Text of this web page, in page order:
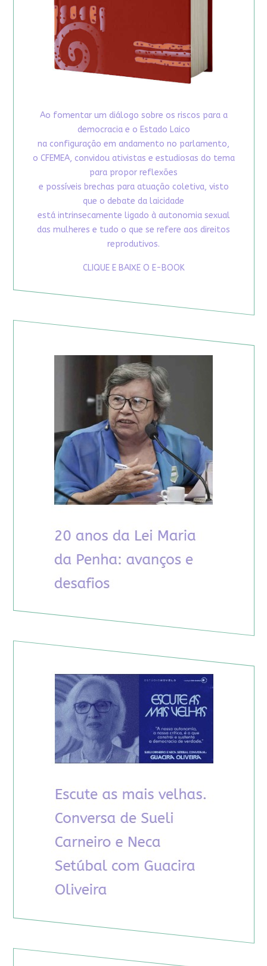
Ao fomentar um diálogo sobre os riscos para a
democracia e o Estado Laico
na configuração em andamento no parlamento,
o CFEMEA, convidou ativistas e estudiosas do tema
para propor reflexões
e possíveis brechas para atuação coletiva, visto
que o debate da laicidade
está intrinsecamente ligado à autonomia sexual
das mulheres e tudo o que se refere aos direitos
reprodutivos.
CLIQUE E BAIXE O E-BOOK